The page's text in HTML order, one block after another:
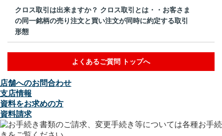
クロス取引は出来ますか？ クロス取引とは・・お客さま
の同一銘柄の売り注文と買い注文が同時に約定する取引
形態
よくあるご質問 トップへ
店舗へのお問合わせ
支店情報
資料をお求めの方
資料請求